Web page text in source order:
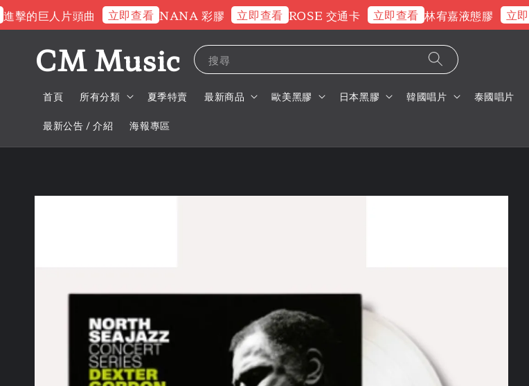
巨人片頭曲 立即查看 NANA 彩膠 立即查看 ROSE 交通卡 立即查看 林宥嘉液態膠 立即查看
CM Music 搜尋
首頁 所有分類 夏季特賣 最新商品 歐美黑膠 日本黑膠 韓國唱片 泰國唱片
最新公告 / 介紹 海報專區